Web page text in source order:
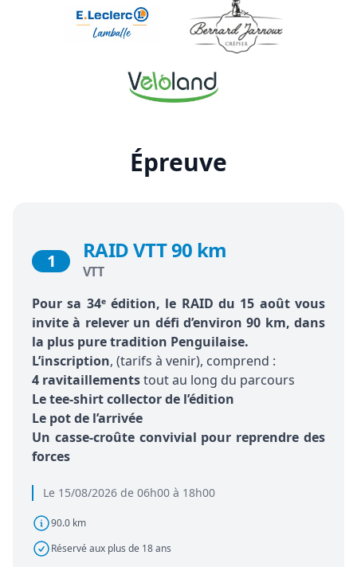
Épreuve
Le 15/08/2026 de 06h00 à 18h00
90.0 km
Réservé aux plus de 18 ans
1 RAID VTT 90 km
VTT
Pour sa 34ᵉ édition, le RAID du 15 août vous
invite à relever un défi d’environ 90 km, dans
la plus pure tradition Penguilaise.
L’inscription, (tarifs à venir), comprend :
4 ravitaillementstout au long du parcours
Le tee-shirt collector de l’édition
Le pot de l’arrivée
Un casse-croûte convivial pour reprendre des
forces